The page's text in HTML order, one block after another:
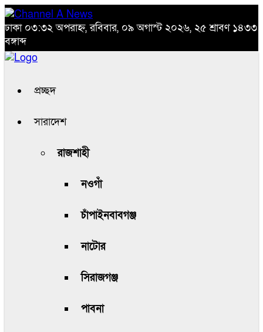
ঢাকা ০৩:৩২ অপরাহ্ন, রবিবার, ০৯ অগাস্ট ২০২৬, ২৫ শ্রাবণ ১৪৩৩
বঙ্গাব্দ
প্রচ্ছদ
সারাদেশ
রাজশাহী
নওগাঁ
চাঁপাইনবাবগঞ্জ
নাটোর
সিরাজগঞ্জ
পাবনা